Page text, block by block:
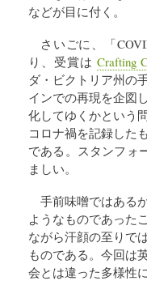
などが目に付く。
さいごに、「
り、受賞は Crafting
ダ・ビクトリア州の
インでの再現を企図
化してゆくかという
コロナ禍を記録した
である。スタンフォ
ましい。
手前味噌ではある
ようなものであった
ながら汗顔の至りで
ものである。今回は
会とは違った多様性